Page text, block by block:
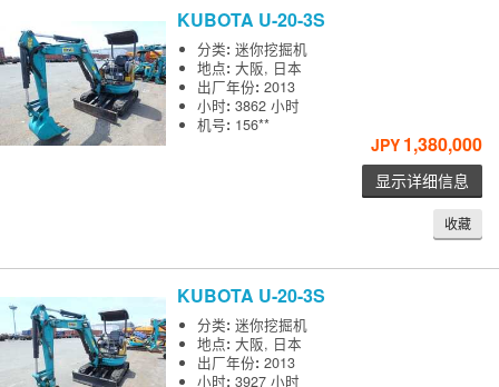
KUBOTA U-20-3S
分类:迷你挖掘机
地点:大阪, 日本
出厂年份:2013
小时:3862 小时
机号: 156**
JPY 1,380,000
显示详细信息
收藏
KUBOTA U-20-3S
分类:迷你挖掘机
地点:大阪, 日本
出厂年份:2013
小时:3927 小时